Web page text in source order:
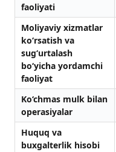
faoliyati
Moliyaviy xizmatlar
ko‘rsatish va
sug‘urtalash
bo‘yicha yordamchi
faoliyat
Ko‘chmas mulk bilan
operasiyalar
Huquq va
buxgalterlik hisobi